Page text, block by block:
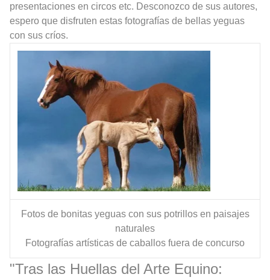
presentaciones en circos etc. Desconozco de sus autores,
espero que disfruten estas fotografías de bellas yeguas
con sus críos.
Fotos de bonitas yeguas con sus potrillos en paisajes
naturales
Fotografías artísticas de caballos fuera de concurso
"Tras las Huellas del Arte Equino: